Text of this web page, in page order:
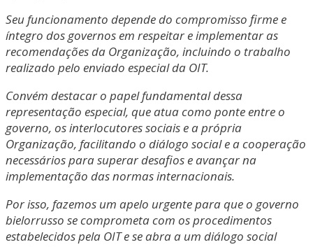
Seu funcionamento depende do compromisso firme e
íntegro dos governos em respeitar e implementar as
recomendações da Organização, incluindo o trabalho
realizado pelo enviado especial da OIT.
Convém destacar o papel fundamental dessa
representação especial, que atua como ponte entre o
governo, os interlocutores sociais e a própria
Organização, facilitando o diálogo social e a cooperação
necessários para superar desafios e avançar na
implementação das normas internacionais.
Por isso, fazemos um apelo urgente para que o governo
bielorrusso se comprometa com os procedimentos
estabelecidos pela OIT e se abra a um diálogo social